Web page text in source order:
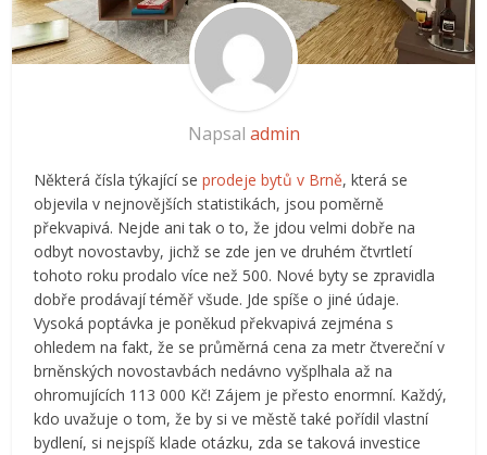
Napsal admin
Některá čísla týkající seprodeje bytů v Brně, která se
objevila v nejnovějších statistikách, jsou poměrně
překvapivá. Nejde ani tak o to, že jdou velmi dobře na
odbyt novostavby, jichž se zde jen ve druhém čtvrtletí
tohoto roku prodalo více než 500. Nové byty se zpravidla
dobře prodávají téměř všude. Jde spíše o jiné údaje.
Vysoká poptávka je poněkud překvapivá zejména s
ohledem na fakt, že se průměrná cena za metr čtvereční v
brněnských novostavbách nedávno vyšplhala až na
ohromujících 113 000 Kč! Zájem je přesto enormní. Každý,
kdo uvažuje o tom, že by si ve městě také pořídil vlastní
bydlení, si nejspíš klade otázku, zda se taková investice